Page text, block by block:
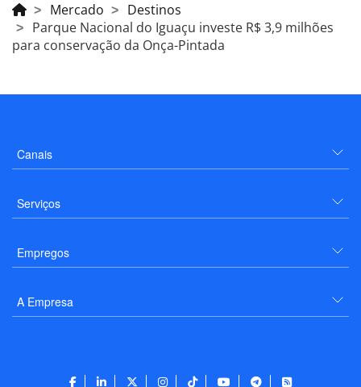
Mercado
Destinos
Parque Nacional do Iguaçu investe R$ 3,9 milhões
para conservação da Onça-Pintada
Canais
Serviços
Empregos
A Empresa